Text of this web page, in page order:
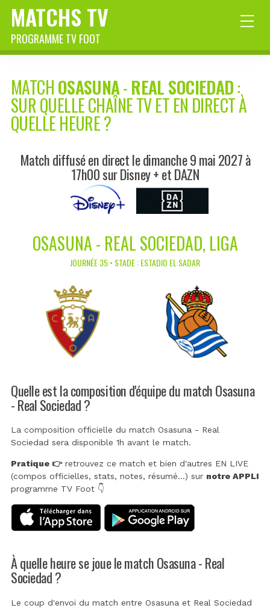
MATCHS TV
PROGRAMME TV FOOT
MATCHOSASUNA-REAL SOCIEDAD:
SUR QUELLE CHAÎNE TV ET EN DIRECT À
QUELLE HEURE ?
Match diffusé en direct le dimanche 9 mai 2027 à
17h00 sur Disney + et DAZN
OSASUNA - REAL SOCIEDAD, LIGA
JOURNÉE 35 • STADE : ESTADIO EL SADAR
Quelle est la composition d'équipe du match Osasuna
- Real Sociedad ?
La composition officielle du match Osasuna - Real
Sociedad sera disponible 1h avant le match.
Pratique 👉retrouvez ce match et bien d'autres EN LIVE
(compos officielles, stats, notes, résumé...) sur notre APPLI
programme TV Foot 👇
À quelle heure se joue le match Osasuna - Real
Sociedad ?
Le coup d'envoi du match entre Osasuna et Real Sociedad